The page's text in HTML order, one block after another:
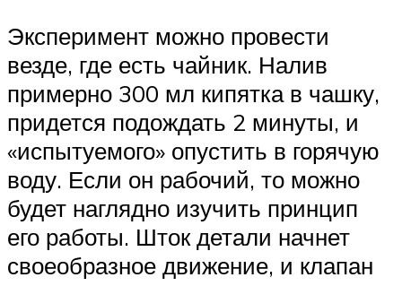
Эксперимент можно провести
везде, где есть чайник. Налив
примерно 300 мл кипятка в чашку,
придется подождать 2 минуты, и
«испытуемого» опустить в горячую
воду. Если он рабочий, то можно
будет наглядно изучить принцип
его работы. Шток детали начнет
своеобразное движение, и клапан